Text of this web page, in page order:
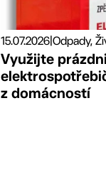
15.07.2026|Odpady,
Využijte
z domácností